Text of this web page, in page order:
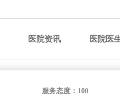
医院资讯 医院医
服务态度： 100